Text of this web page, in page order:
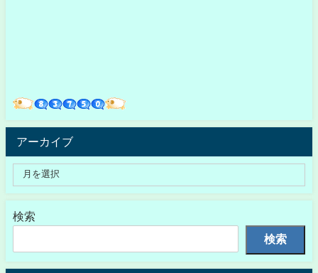
アーカイブ
検索
検索